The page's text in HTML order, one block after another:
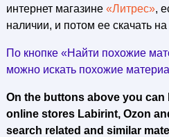
интернет магазине «Литрес»,
наличии, и потом ее скачать на
По кнопке «Найти похожие
можно искать похожие
On the buttons above you can
online stores Labirint, Ozon
search related and similar